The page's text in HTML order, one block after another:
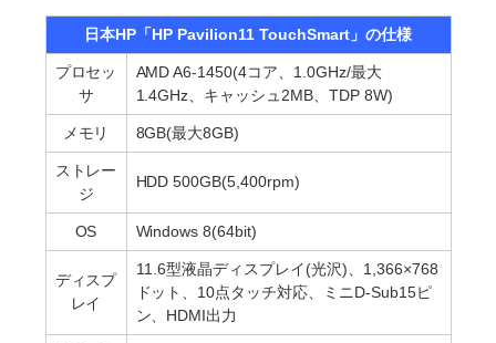
日本HP「HP Pavilion11 TouchSmart」の仕様
プロセッ
サ
AMD A6-1450(4コア、1.0GHz/最大
1.4GHz、キャッシュ2MB、TDP 8W)
メモリ 8GB(最大8GB)
ストレー
ジ
HDD 500GB(5,400rpm)
OS Windows 8(64bit)
ディスプ
レイ
11.6型液晶ディスプレイ(光沢)、1,366×768
ドット、10点タッチ対応、ミニD-Sub15ピ
ン、HDMI出力